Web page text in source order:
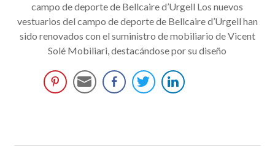
campo de deporte de Bellcaire d’Urgell Los nuevos
vestuarios del campo de deporte de Bellcaire d’Urgell han
sido renovados con el suministro de mobiliario de Vicent
Solé Mobiliari, destacándose por su diseño